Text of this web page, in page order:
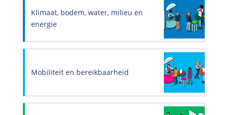
Klimaat, bodem, water, milieu en
energie
Mobiliteit en bereikbaarheid